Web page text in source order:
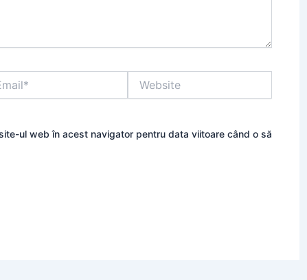
ul web în acest navigator pentru data viitoare când o să